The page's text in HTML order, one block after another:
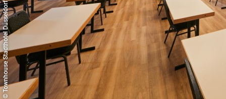
© Townhouse Stadthotel Düsseldorf